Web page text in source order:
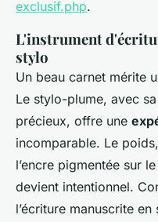
exclusif.php.
L'instrument
stylo
Un beau carnet mérite
Le stylo-plume, avec
précieux, offre une
incomparable. Le
l’encre pigmentée sur
devient intentionnel.
l’écriture manuscrite